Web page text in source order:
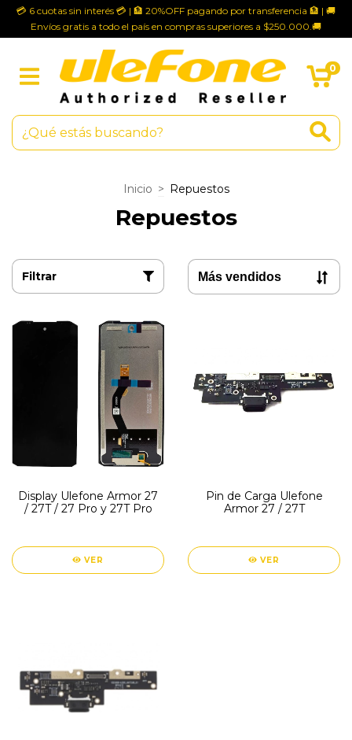
💳 6 cuotas sin interés 💳 | 🏦 20%OFF pagando por transferencia 🏦 | 🚚
Envíos gratis a todo el país en compras superiores a $250.000.🚚
0
Inicio > Repuestos
Repuestos
Filtrar
Display Ulefone Armor 27
/ 27T / 27 Pro y 27T Pro
VER
Pin de Carga Ulefone
Armor 27 / 27T
VER